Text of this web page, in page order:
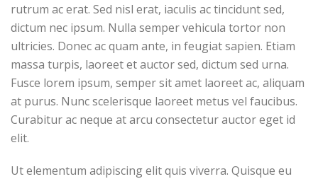
rutrum ac erat. Sed nisl erat, iaculis ac tincidunt sed,
dictum nec ipsum. Nulla semper vehicula tortor non
ultricies. Donec ac quam ante, in feugiat sapien. Etiam
massa turpis, laoreet et auctor sed, dictum sed urna.
Fusce lorem ipsum, semper sit amet laoreet ac, aliquam
at purus. Nunc scelerisque laoreet metus vel faucibus.
Curabitur ac neque at arcu consectetur auctor eget id
elit.
Ut elementum adipiscing elit quis viverra. Quisque eu